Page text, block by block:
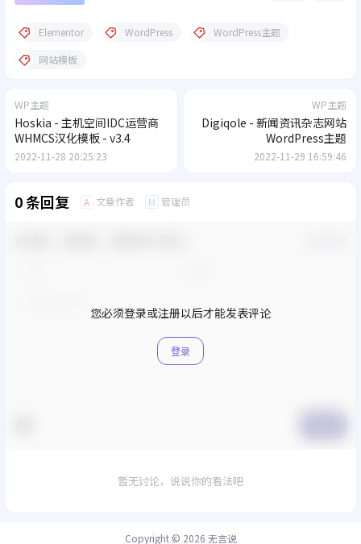
Elementor WordPress
WordPress主题
网站模板
WP主题
Hoskia - 主机空间IDC运营商
WHMCS汉化模板 - v3.4
2022-11-28 20:25:23
WP主题
Digiqole - 新闻资讯杂志网站
WordPress主题
2022-11-29 16:59:46
0 条回复 A 文章作者 M 管理员
您必须登录或注册以后才能发表评论
登录
暂无讨论，说说你的看法吧
Copyright © 2026 无言说